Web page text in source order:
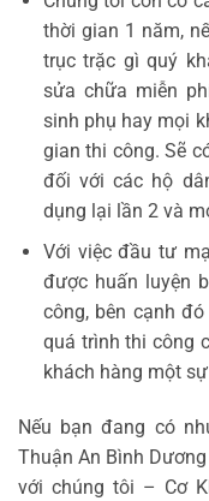
thời gian 1 năm,
trục trặc gì quý
sửa chữa miễn
sinh phụ hay mọi
gian thi công. Sẽ
đối với các hộ
dụng lại lần 2 và
Với việc đầu tư
được huấn luyện
công, bên cạnh
quá trình thi công
khách hàng một
Nếu bạn đang có
Thuận An Bình
với chúng tôi – Cơ